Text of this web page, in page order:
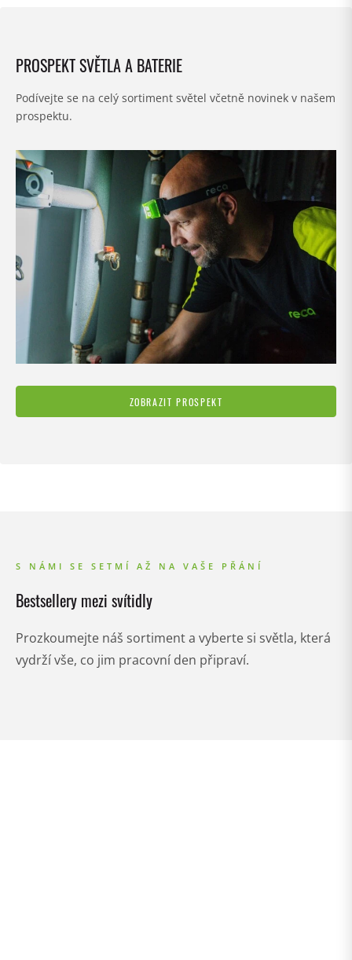
PROSPEKT SVĚTLA A BATERIE
Podívejte se na celý sortiment světel včetně novinek v našem
prospektu.
ZOBRAZIT PROSPEKT
S NÁMI SE SETMÍ AŽ NA VAŠE PŘÁNÍ
Bestsellery mezi svítidly
Prozkoumejte náš sortiment a vyberte si světla, která
vydrží vše, co jim pracovní den připraví.